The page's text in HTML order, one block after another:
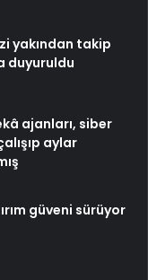
yakından takip
duyuruldu
ajanları, siber
aylar
güveni sürüyor